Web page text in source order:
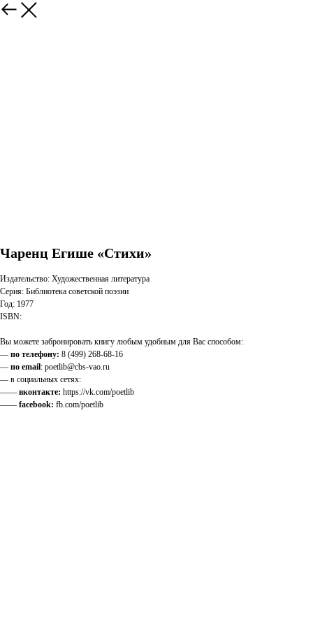
Чаренц Егише «Стихи»
Издательство: Художественная литература
Серия: Библиотека советской поэзии
Год: 1977
ISBN:
Вы можете забронировать книгу любым удобным для Вас способом:
— по телефону: 8 (499) 268-68-16
— по email: poetlib@cbs-vao.ru
— в социальных сетях:
—— вконтакте: https://vk.com/poetlib
—— facebook: fb.com/poetlib